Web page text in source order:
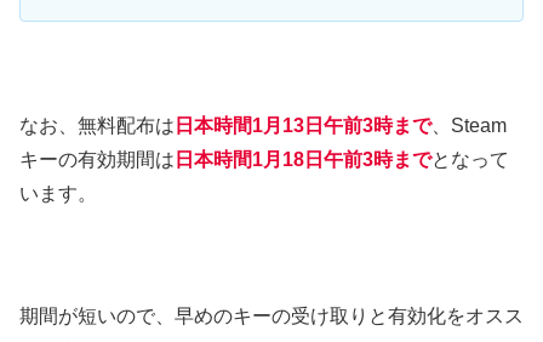
なお、無料配布は 日本時間1月13日午前3時まで、Steam
キーの有効期間は 日本時間1月18日午前3時までとなって
います。
期間が短いので、早めのキーの受け取りと有効化をオスス